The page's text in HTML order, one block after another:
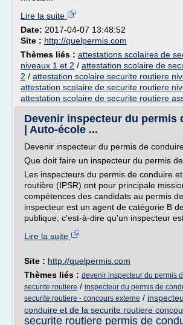
Lire la suite
Date: 2017-04-07 13:48:52
Site : http://quelpermis.com
Thèmes liés : attestations scolaires de
niveaux 1 et 2 / attestation scolaire de
2 / attestation scolaire securite routiere
attestation scolaire de securite routiere
attestation scolaire de securite routiere
Devenir inspecteur du permis
| Auto-école ...
Devenir inspecteur du permis de
Que doit faire un inspecteur du permis
Les inspecteurs du permis de conduire
routière (IPSR) ont pour principale
compétences des candidats au permis
inspecteur est un agent de catégorie B
publique, c'est-à-dire qu'un inspecteur est
Lire la suite
Site : http://quelpermis.com
Thèmes liés : devenir inspecteur du permis
securite routiere / inspecteur du permis de
securite routiere - concours externe /
conduire et de la securite routiere
securite routiere permis de